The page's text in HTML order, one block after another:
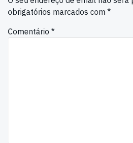
obrigatórios marcados com *
Comentário *